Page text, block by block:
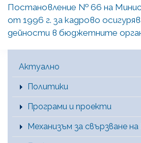
Постановление № 66 на
от 1996 г. за кадрово
дейности в бюджетните
Main Menu [BG]
Актуално
Политики
Програми и проекти
Механизъм за свързване